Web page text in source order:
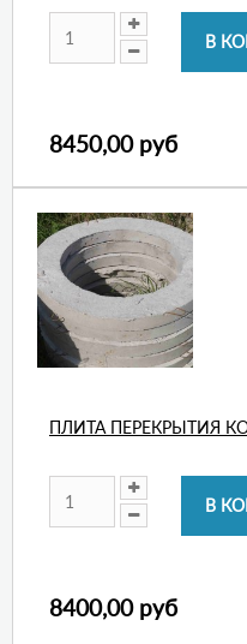
8450,00 руб
ПЛИТА ПЕРЕКРЫТИЯ
8400,00 руб